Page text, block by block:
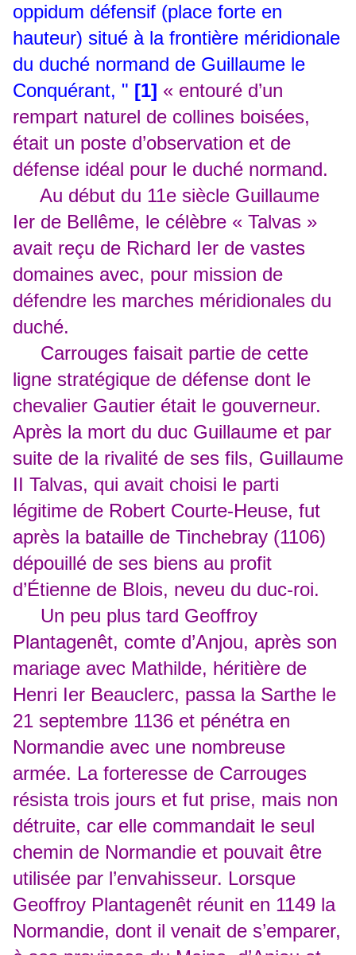
oppidum défensif (place forte en
hauteur) situé à la frontière méridionale
du duché normand de Guillaume le
Conquérant, " [1] « entouré d’un
rempart naturel de collines boisées,
était un poste d’observation et de
défense idéal pour le duché normand.
Au début du 11e siècle Guillaume
Ier de Bellême, le célèbre « Talvas »
avait reçu de Richard Ier de vastes
domaines avec, pour mission de
défendre les marches méridionales du
duché.
Carrouges faisait partie de cette
ligne stratégique de défense dont le
chevalier Gautier était le gouverneur.
Après la mort du duc Guillaume et par
suite de la rivalité de ses fils, Guillaume
II Talvas, qui avait choisi le parti
légitime de Robert Courte-Heuse, fut
après la bataille de Tinchebray (1106)
dépouillé de ses biens au profit
d’Étienne de Blois, neveu du duc-roi.
Un peu plus tard Geoffroy
Plantagenêt, comte d’Anjou, après son
mariage avec Mathilde, héritière de
Henri Ier Beau­­clerc, passa la Sarthe le
21 septembre 1136 et pénétra en
Normandie avec une nombreuse
armée. La forteresse de Carrouges
résista trois jours et fut prise, mais non
détruite, car elle commandait le seul
chemin de Normandie et pouvait être
utilisée par l’envahisseur. Lorsque
Geoffroy Plantagenêt réunit en 1149 la
Normandie, dont il venait de s’emparer,